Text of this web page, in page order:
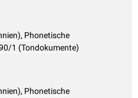
Phonetische
1 (Tondokumente)
Phonetische